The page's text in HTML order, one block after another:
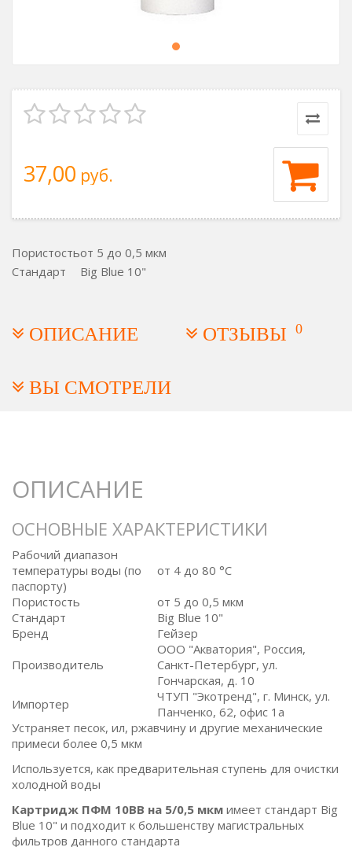
37,00 руб.
Пористостьот 5 до 0,5 мкм
Стандарт
Big Blue 10"
ОПИСАНИЕ ОТЗЫВЫ 0
ВЫ СМОТРЕЛИ
ОПИСАНИЕ
ОСНОВНЫЕ ХАРАКТЕРИСТИКИ
Рабочий диапазон
температуры воды (по
паспорту)
от 4 до 80 °C
Пористость
от 5 до 0,5 мкм
Стандарт
Big Blue 10"
Бренд
Гейзер
Производитель
ООО "Акватория", Россия,
Санкт-Петербург, ул.
Гончарская, д. 10
Импортер
ЧТУП "Экотренд", г. Минск, ул.
Панченко, 62, офис 1а
Устраняет песок, ил, ржавчину и другие механические
примеси более 0,5 мкм
Используется, как предварительная ступень для очистки
холодной воды
Картридж ПФМ 10BB на 5/0,5 мкм имеет стандарт Big
Blue 10" и подходит к большенству магистральных
фильтров данного стандарта